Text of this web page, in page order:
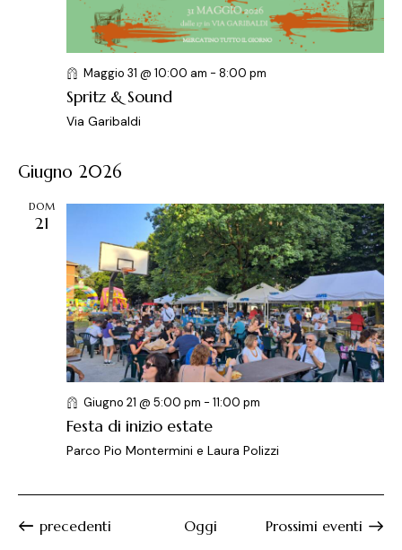
Maggio 31 @ 10:00 am - 8:00 pm
Spritz & Sound
Via Garibaldi
Giugno 2026
DOM
21
Giugno 21 @ 5:00 pm - 11:00 pm
Festa di inizio estate
Parco Pio Montermini e Laura Polizzi
Eventi
precedenti Oggi Prossimi eventi